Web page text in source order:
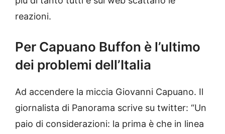
reazioni.
Per Capuano Buffon è l’ultimo
dei problemi dell’Italia
Ad accendere la miccia Giovanni Capuano. Il
giornalista di Panorama scrive su twitter: “Un
paio di considerazioni: la prima è che in linea